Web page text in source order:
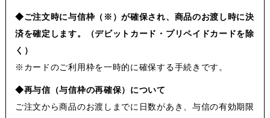
◆ご注文時に与信枠（※）が確保され、商品のお渡し時に決
済を確定します。（デビットカード・プリペイドカードを除
く）
※カードのご利用枠を一時的に確保する手続きです。
◆再与信（与信枠の再確保）について
ご注文から商品のお渡しまでに日数があき、与信の有効期限